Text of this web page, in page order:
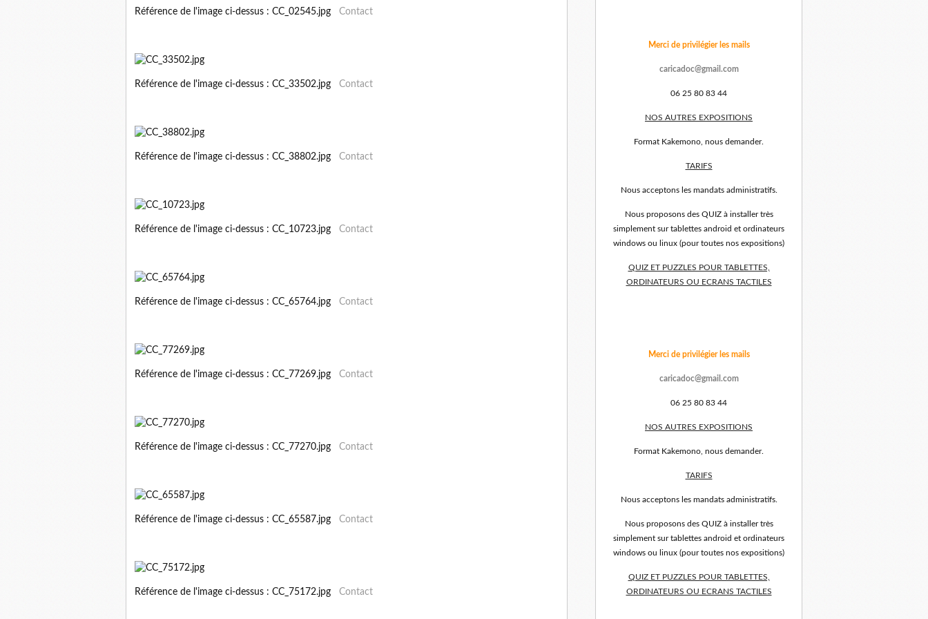
Référence de l'image ci-dessus : CC_02545.jpg Contact
Référence de l'image ci-dessus : CC_33502.jpg Contact
Référence de l'image ci-dessus : CC_38802.jpg Contact
Référence de l'image ci-dessus : CC_10723.jpg Contact
Référence de l'image ci-dessus : CC_65764.jpg Contact
Référence de l'image ci-dessus : CC_77269.jpg Contact
Référence de l'image ci-dessus : CC_77270.jpg Contact
Référence de l'image ci-dessus : CC_65587.jpg Contact
Référence de l'image ci-dessus : CC_75172.jpg Contact
Merci de privilégier les mails
caricadoc@gmail.com
06 25 80 83 44
NOS AUTRES EXPOSITIONS
Format Kakemono, nous demander.
TARIFS
Nous acceptons les mandats administratifs.
Nous proposons des QUIZ à installer très
simplement sur tablettes android et ordinateurs
windows ou linux (pour toutes nos expositions)
QUIZ ET PUZZLES POUR TABLETTES,
ORDINATEURS OU ECRANS TACTILES
Merci de privilégier les mails
caricadoc@gmail.com
06 25 80 83 44
NOS AUTRES EXPOSITIONS
Format Kakemono, nous demander.
TARIFS
Nous acceptons les mandats administratifs.
Nous proposons des QUIZ à installer très
simplement sur tablettes android et ordinateurs
windows ou linux (pour toutes nos expositions)
QUIZ ET PUZZLES POUR TABLETTES,
ORDINATEURS OU ECRANS TACTILES